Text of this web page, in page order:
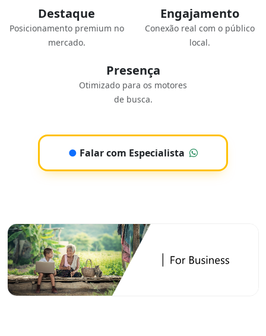
Destaque
Posicionamento premium no
mercado.
Engajamento
Conexão real com o público
local.
Presença
Otimizado para os motores
de busca.
● Falar com Especialista